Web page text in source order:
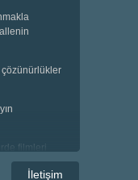
filmleri
İletişim